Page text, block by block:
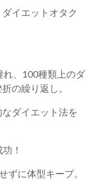
イエットオタク
れ、100種類上のダ
の繰り返し。
ダイエット法を
！
ずに体型キープ。